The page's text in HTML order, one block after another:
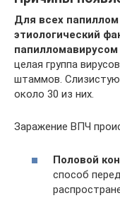
Для всех
этиологический
папилломавирусом
целая группа
штаммов.
около 30 из них.
Заражение ВПЧ
Половой
способ